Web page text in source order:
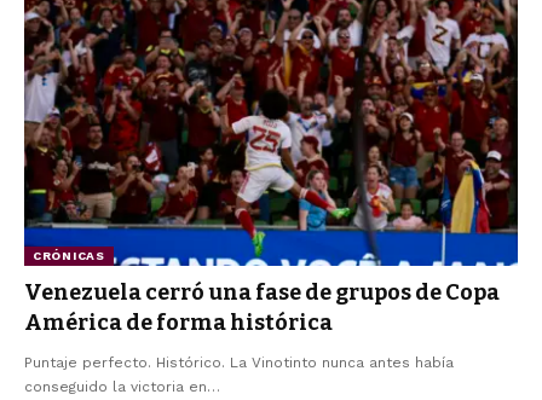
CRÓNICAS
Venezuela cerró una fase de grupos de Copa
América de forma histórica
Puntaje perfecto. Histórico. La Vinotinto nunca antes había
conseguido la victoria en…